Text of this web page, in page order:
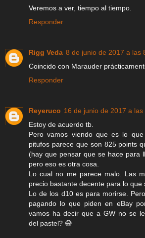
Veremos a ver, tiempo al tiempo.
Responder
Rigg Veda 8 de junio de 2017 a las
Coincido con Marauder
Responder
Reyeruco 16 de junio de 2017 a las
Estoy de acuerdo tb.
Pero vamos viendo que es lo
pitufos parece que son 825 points
(hay que pensar que se hace para
pero eso es otra cosa.
Lo cual no me parece malo. Las
precio bastante decente para lo que
Lo de los d10 es para morirse.
pagando lo que piden en eBay
vamos ha decir que a GW no se
del pastel? 😅